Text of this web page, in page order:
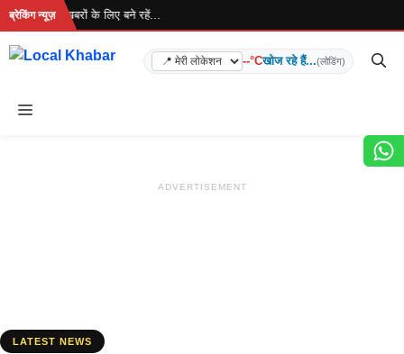
Skip
content
ब्रेकिंग न्यूज़
है... ताज़ा खबरों के लिए बने रहें...
--°Cखोज रहे हैं...(लोडिंग)
Menu
ADVERTISEMENT
LATEST NEWS